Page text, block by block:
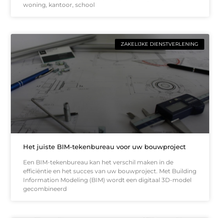
woning, kantoor, school
ZAKELIJKE DIENSTVERLENING
Het juiste BIM-tekenbureau voor uw bouwproject
Een BIM-tekenbureau kan het verschil maken in de
efficiëntie en het succes van uw bouwproject. Met Building
Information Modeling (BIM) wordt een digitaal 3D-model
gecombineerd